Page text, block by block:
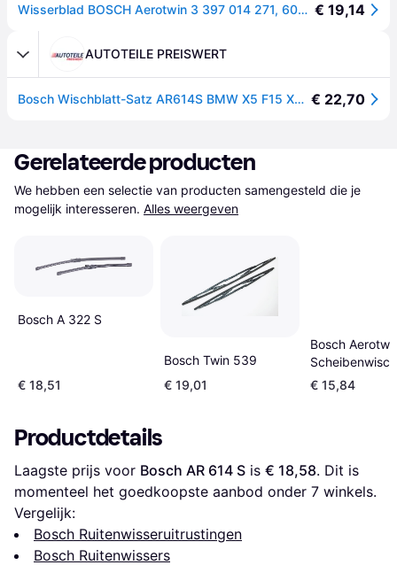
Wisserblad BOSCH Aerotwin 3 397 014 271, 600/500mm, Voor, 2 Stuk € 19,14
AUTOTEILE PREISWERT
Bosch Wischblatt-Satz AR614S BMW X5 F15 X6 F16 € 22,70
Gerelateerde producten
We hebben een selectie van producten samengesteld die je
mogelijk interesseren. Alles weergeven
Bosch A 322 S
€ 18,51
Bosch Twin 539
€ 19,01
Bosch
BMW X1
Opel
€ 15,84
Productdetails
Laagste prijs voor Bosch AR 614 S is € 18,58. Dit is
momenteel het goedkoopste aanbod onder 7 winkels.
Vergelijk:
Bosch Ruitenwisseruitrustingen
Bosch Ruitenwissers